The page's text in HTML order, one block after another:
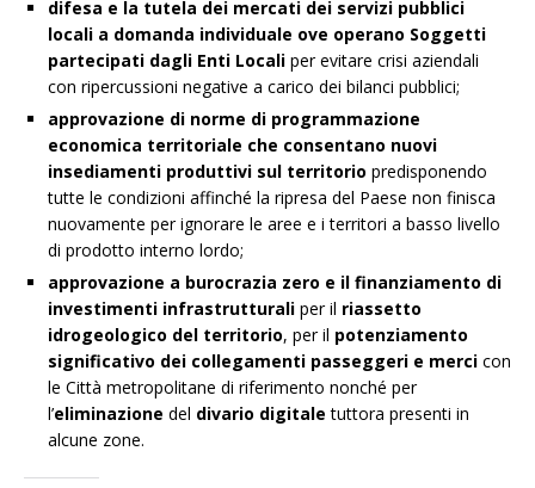
difesa e la tutela dei mercati dei servizi pubblici
locali a domanda individuale ove operano Soggetti
partecipati dagli Enti Locali per evitare crisi aziendali
con ripercussioni negative a carico dei bilanci pubblici;
approvazione di norme di programmazione
economica territoriale che consentano nuovi
insediamenti produttivi sul territorio predisponendo
tutte le condizioni affinché la ripresa del Paese non finisca
nuovamente per ignorare le aree e i territori a basso livello
di prodotto interno lordo;
approvazione a burocrazia zero e il finanziamento di
investimenti infrastrutturali per il riassetto
idrogeologico del territorio, per il potenziamento
significativo dei collegamenti passeggeri e merci con
le Città metropolitane di riferimento nonché per
l’eliminazione del divario digitale tuttora presenti in
alcune zone.